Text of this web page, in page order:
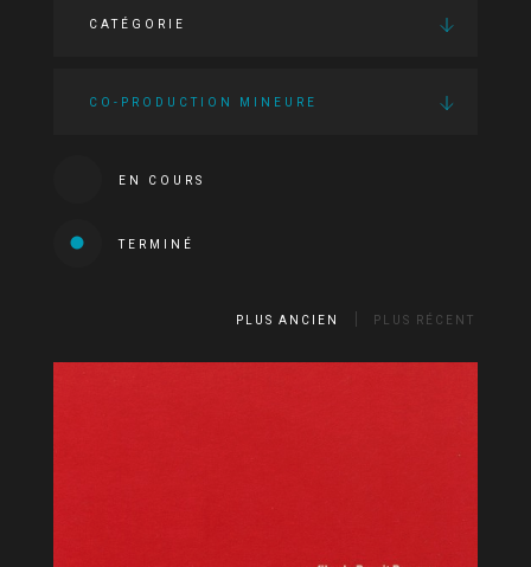
CATÉGORIE
CO-PRODUCTION MINEURE
EN COURS
TERMINÉ
PLUS ANCIEN PLUS RÉCENT